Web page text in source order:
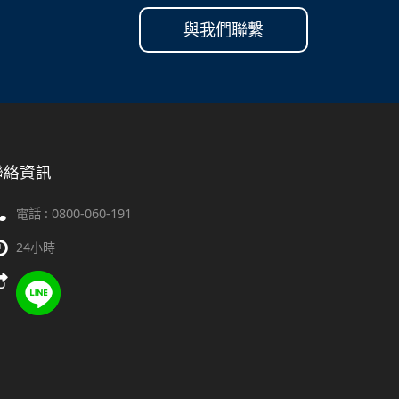
與我們聯繫
絡資訊
電話 : 0800-060-191
24小時